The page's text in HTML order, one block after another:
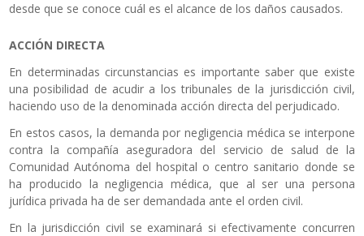
desde que se conoce cuál es el alcance de los daños causados.
ACCIÓN DIRECTA
En determinadas circunstancias es importante saber que existe
una posibilidad de acudir a los tribunales de la jurisdicción civil,
haciendo uso de la denominada acción directa del perjudicado.
En estos casos, la demanda por negligencia médica se interpone
contra la compañía aseguradora del servicio de salud de la
Comunidad Autónoma del hospital o centro sanitario donde se
ha producido la negligencia médica, que al ser una persona
jurídica privada ha de ser demandada ante el orden civil.
En la jurisdicción civil se examinará si efectivamente concurren